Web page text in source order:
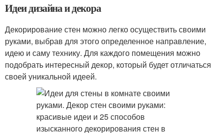
Идеи дизайна и декора
Декорирование стен можно легко осуществить своими
руками, выбрав для этого определенное направление,
идею и саму технику. Для каждого помещения можно
подобрать интересный декор, который будет отличаться
своей уникальной идеей.